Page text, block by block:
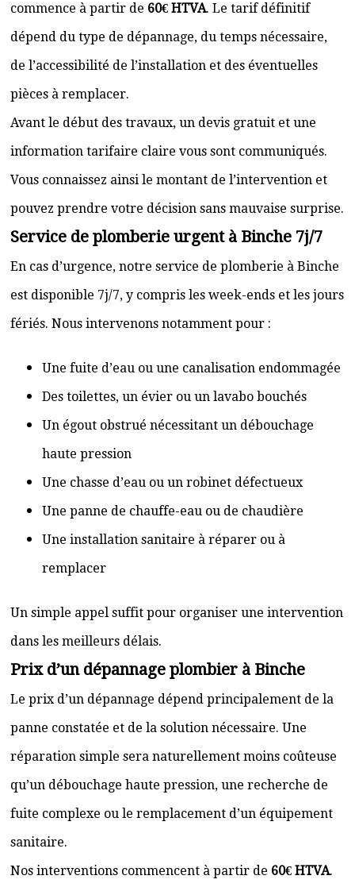
commence à partir de 60€ HTVA. Le tarif définitif
dépend du type de dépannage, du temps nécessaire,
de l’accessibilité de l’installation et des éventuelles
pièces à remplacer.
Avant le début des travaux, un devis gratuit et une
information tarifaire claire vous sont communiqués.
Vous connaissez ainsi le montant de l’intervention et
pouvez prendre votre décision sans mauvaise surprise.
Service de plomberie urgent à Binche 7j/7
En cas d’urgence, notre service de plomberie à Binche
est disponible 7j/7, y compris les week-ends et les jours
fériés. Nous intervenons notamment pour :
Une fuite d’eau ou une canalisation endommagée
Des toilettes, un évier ou un lavabo bouchés
Un égout obstrué nécessitant un débouchage
haute pression
Une chasse d’eau ou un robinet défectueux
Une panne de chauffe-eau ou de chaudière
Une installation sanitaire à réparer ou à
remplacer
Un simple appel suffit pour organiser une intervention
dans les meilleurs délais.
Prix d’un dépannage plombier à Binche
Le prix d’un dépannage dépend principalement de la
panne constatée et de la solution nécessaire. Une
réparation simple sera naturellement moins coûteuse
qu’un débouchage haute pression, une recherche de
fuite complexe ou le remplacement d’un équipement
sanitaire.
Nos interventions commencent à partir de 60€ HTVA.